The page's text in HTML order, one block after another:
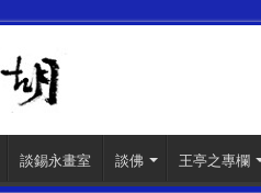
談錫永畫室 談佛 王亭之專欄